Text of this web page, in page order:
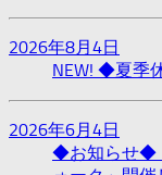
2026年8月4日
NEW! ◆夏季
2026年6月4日
◆お知らせ◆